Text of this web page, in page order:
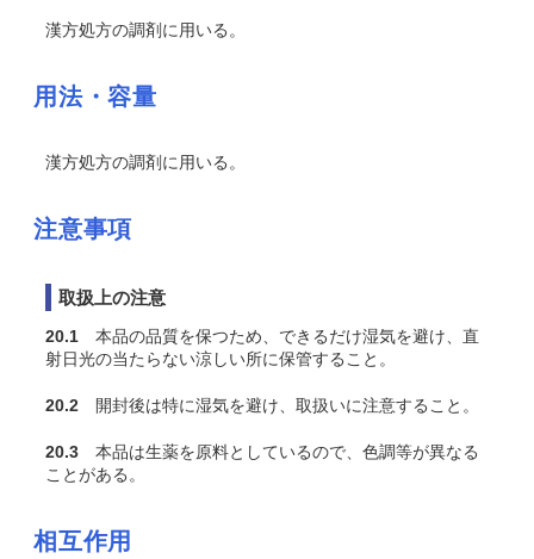
漢方処方の調剤に用いる。
用法・容量
漢方処方の調剤に用いる。
注意事項
取扱上の注意
20.1 本品の品質を保つため、できるだけ湿気を避け、直
射日光の当たらない涼しい所に保管すること。
20.2 開封後は特に湿気を避け、取扱いに注意すること。
20.3 本品は生薬を原料としているので、色調等が異なる
ことがある。
相互作用